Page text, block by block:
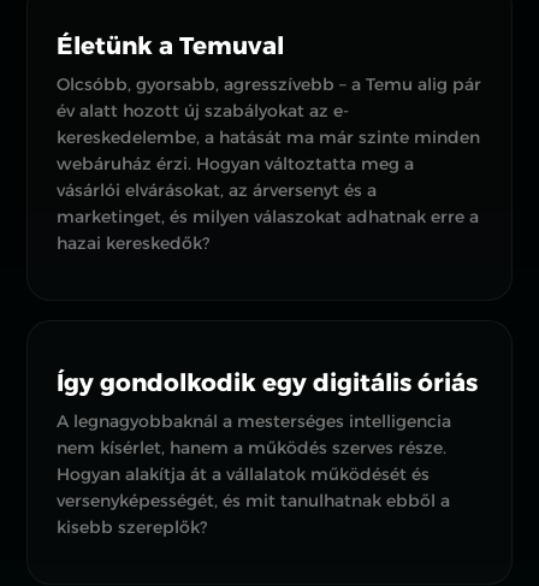
Életünk a Temuval
Olcsóbb, gyorsabb, agresszívebb – a Temu alig pár
év alatt hozott új szabályokat az e-
kereskedelembe, a hatását ma már szinte minden
webáruház érzi. Hogyan változtatta meg a
vásárlói elvárásokat, az árversenyt és a
marketinget, és milyen válaszokat adhatnak erre a
hazai kereskedők?
Így gondolkodik egy digitális óriás
A legnagyobbaknál a mesterséges intelligencia
nem kísérlet, hanem a működés szerves része.
Hogyan alakítja át a vállalatok működését és
versenyképességét, és mit tanulhatnak ebből a
kisebb szereplők?